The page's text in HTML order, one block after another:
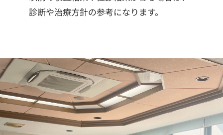
診断や治療方針の参考になります。